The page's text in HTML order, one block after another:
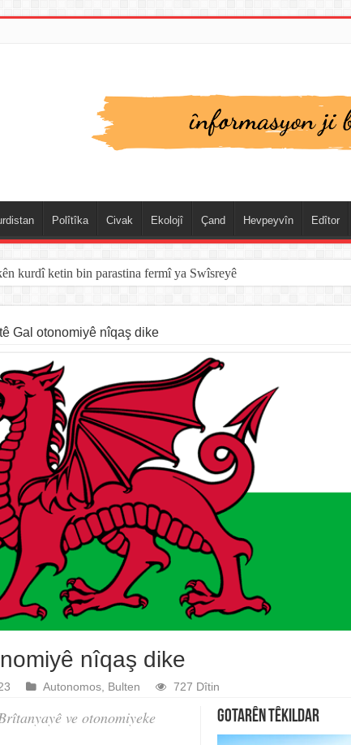
Polîtîka Civak Ekolojî Çand Hevpeyvîn Edîtor
kurdî ketin bin parastina fermî ya Swîsreyê
Serxwebûna Katalonyayê dîsa di rojevê de ye
Gal otonomiyê nîqaş dike
nîqaş dike
Autonomos, Bulten 727 Dîtin
Gotarên Têkildar
ve otonomiyeke